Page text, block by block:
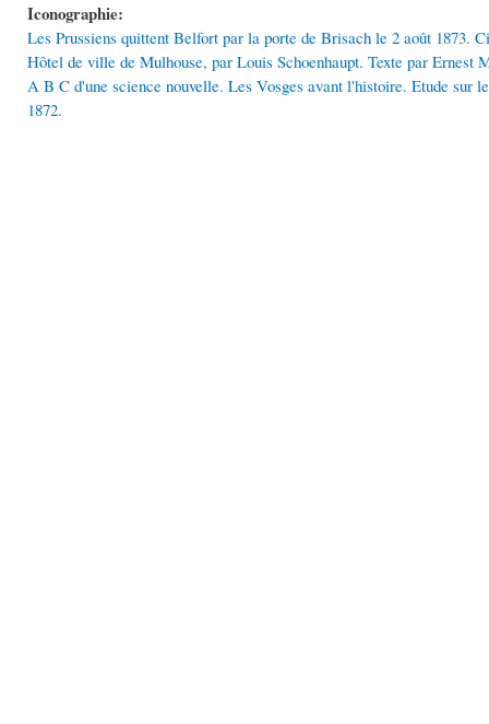
Iconographie:
Les Prussiens quittent Belfort par la porte de Brisach le 2 août 1873.
Hôtel de ville de Mulhouse, par Louis Schoenhaupt. Texte par Ernest
A B C d'une science nouvelle. Les Vosges avant l'histoire. Etude sur
1872.